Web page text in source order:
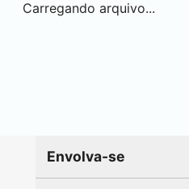
Carregando arquivo...
Envolva-se